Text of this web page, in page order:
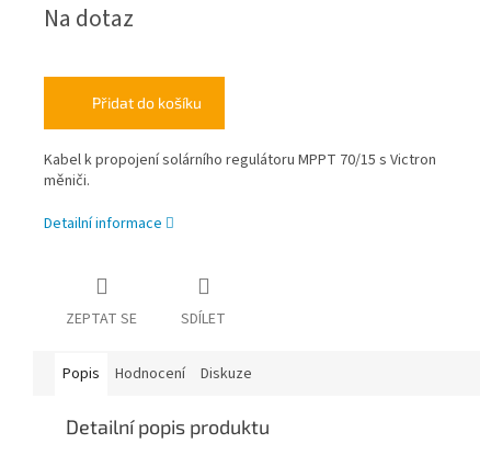
cena:
Na dotaz
Přidat do košíku
Kabel k propojení solárního regulátoru MPPT 70/15 s Victron
měniči.
Detailní informace
ZEPTAT SE SDÍLET
Popis Hodnocení Diskuze
Detailní popis produktu